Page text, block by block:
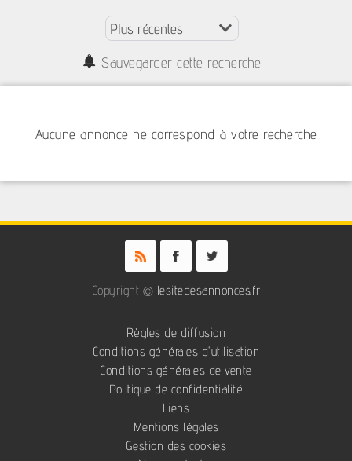
Sauvegarder cette recherche
Aucune annonce ne correspond à votre recherche
Copyright © lesitedesannonces.fr
Règles de diffusion
Conditions générales d'utilisation
Conditions générales de vente
Politique de confidentialité
Liens
Mentions légales
Gestion des cookies